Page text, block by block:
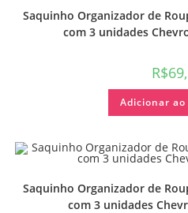
Saquinho Organizador de
com 3 unidades
R$
Adicionar
Saquinho Organizador de
com 3 unidades